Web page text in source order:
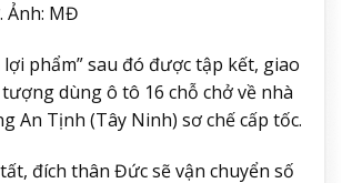
Ảnh: MĐ
phẩm” sau đó được tập kết, giao
dùng ô tô 16 chỗ chở về nhà
An Tịnh (Tây Ninh) sơ chế cấp tốc.
đích thân Đức sẽ vận chuyển số